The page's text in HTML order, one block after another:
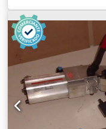
Fabricante: DE-STA-
0210 Dksdpfx Ansfwx
-Salida máxima: 25
Peso: 24 kg